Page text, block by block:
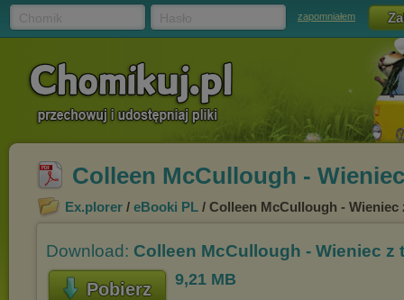
zapomniałem
Colleen McCullough -
Ex.plorer / eBooki PL / Colleen McCullough - Wieniec
Download: Colleen McCullough - Wieniec z
Pobierz 9,21 MB